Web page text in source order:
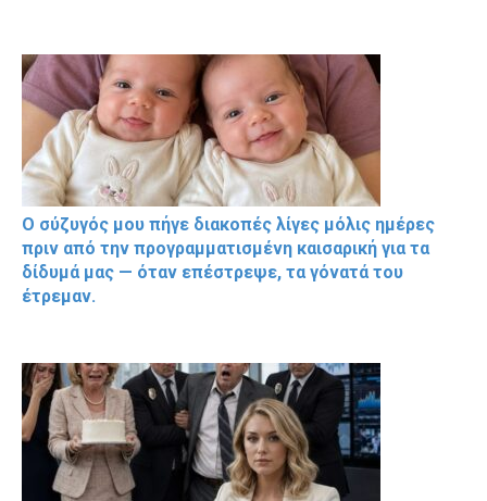
Ο σύζυγός μου πήγε διακοπές λίγες μόλις ημέρες
πριν από την προγραμματισμένη καισαρική για τα
δίδυμά μας — όταν επέστρεψε, τα γόνατά του
έτρεμαν.